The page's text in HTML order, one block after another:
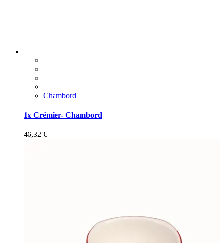
Chambord
1x Crémier- Chambord
46,32 €